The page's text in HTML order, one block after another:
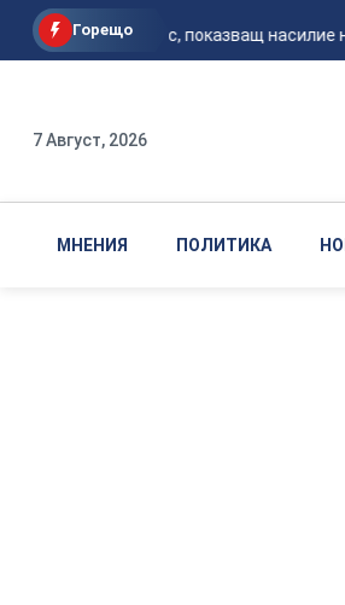
Горещо
Видеозапис, показващ насилие
7 Август, 2026
МНЕНИЯ ПОЛИТИКА